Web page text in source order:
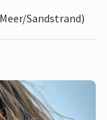
Sandstrand)